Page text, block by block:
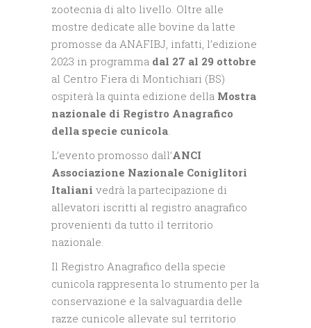
zootecnia di alto livello. Oltre alle
mostre dedicate alle bovine da latte
promosse da ANAFIBJ, infatti, l’edizione
2023 in programma dal 27 al 29 ottobre
al Centro Fiera di Montichiari (BS)
ospiterà la quinta edizione della Mostra
nazionale di Registro Anagrafico
della specie cunicola.
L’evento promosso dall’ANCI
Associazione Nazionale Coniglitori
Italiani vedrà la partecipazione di
allevatori iscritti al registro anagrafico
provenienti da tutto il territorio
nazionale.
Il Registro Anagrafico della specie
cunicola rappresenta lo strumento per la
conservazione e la salvaguardia delle
razze cunicole allevate sul territorio